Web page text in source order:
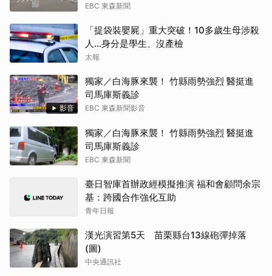
EBC 東森新聞
「提袋裝嬰屍」重大突破！10多歲生母涉殺
人...身分是學生、沒產檢
太報
影音
獨家／白海豚來襲！ 竹縣雨勢強烈 醫挺進
司馬庫斯義診
EBC 東森新聞影音
獨家／白海豚來襲！ 竹縣雨勢強烈 醫挺進
司馬庫斯義診
EBC 東森新聞
臺日智庫首辦政經模擬推演 福和會顧問余宗
基：跨國合作強化互助
青年日報
漢光演習第5天 苗栗縣台13線砲彈掉落
(圖)
中央通訊社